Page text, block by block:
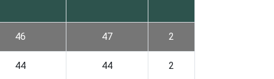
46 47 2
44 44 2